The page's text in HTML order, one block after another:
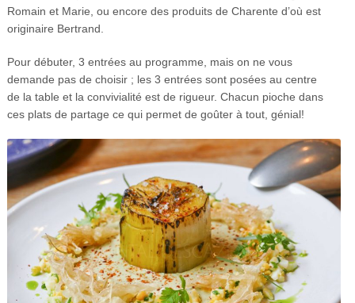
Romain et Marie, ou encore des produits de Charente d’où est
originaire Bertrand.
Pour débuter, 3 entrées au programme, mais on ne vous
demande pas de choisir ; les 3 entrées sont posées au centre
de la table et la convivialité est de rigueur. Chacun pioche dans
ces plats de partage ce qui permet de goûter à tout, génial!